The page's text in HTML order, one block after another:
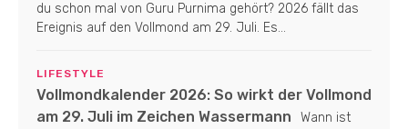
du schon mal von Guru Purnima gehört? 2026 fällt das
Ereignis auf den Vollmond am 29. Juli. Es...
LIFESTYLE
Vollmondkalender 2026: So wirkt der Vollmond
am 29. Juli im Zeichen Wassermann
Wann ist